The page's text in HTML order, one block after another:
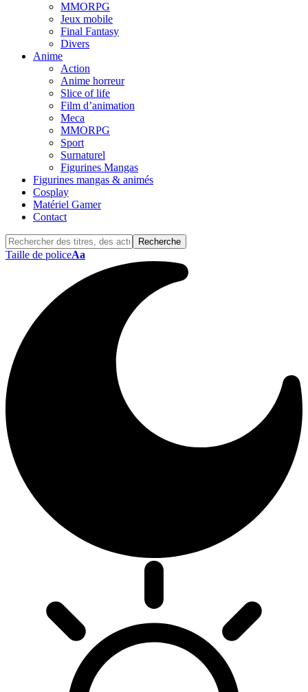
MMORPG
Jeux mobile
Final Fantasy
Divers
Anime
Action
Anime horreur
Slice of life
Film d’animation
Meca
MMORPG
Sport
Surnaturel
Figurines Mangas
Figurines mangas & animés
Cosplay
Matériel Gamer
Contact
Taille de policeAa